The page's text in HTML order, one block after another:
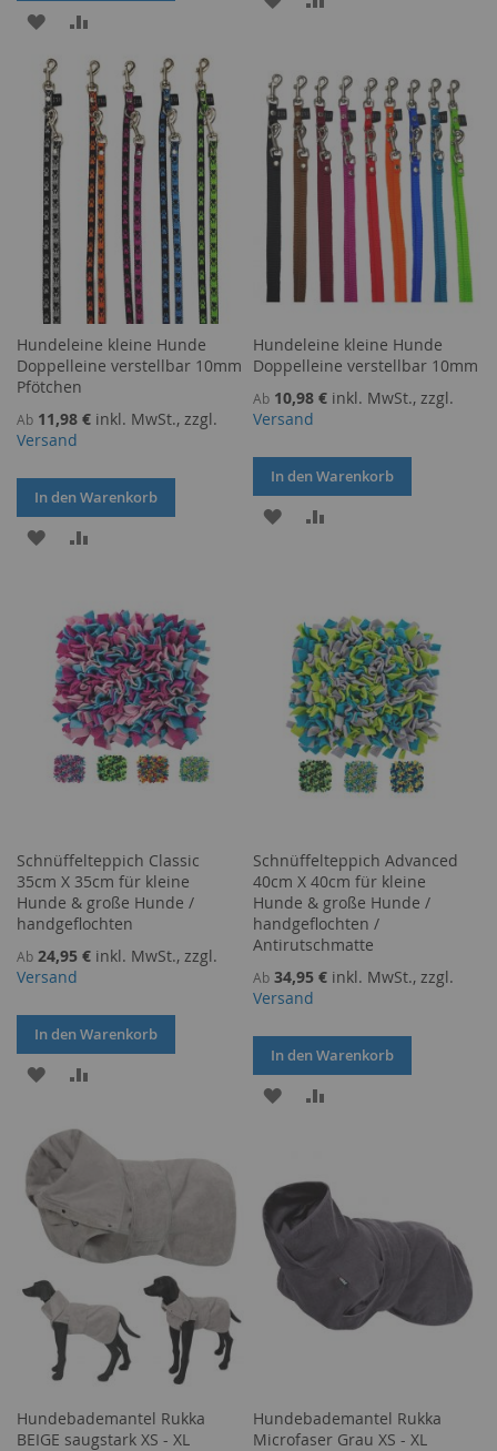
ZUR
WUNSCHLISTE
HINZUFÜGEN
VERGLEICHSLISTE
HINZUFÜGEN
HINZUFÜGEN
HINZUFÜGEN
Hundeleine kleine Hunde
Doppelleine verstellbar 10mm
Pfötchen
Ab 11,98 € inkl. MwSt., zzgl.
Versand
In den Warenkorb
ZUR
HINZUFÜGEN
HINZUFÜGEN
Hundeleine kleine Hunde
Doppelleine verstellbar 10mm
Ab 10,98 € inkl. MwSt., zzgl.
Versand
In den Warenkorb
ZUR
Schnüffelteppich Classic
35cm X 35cm für kleine
Hunde & große Hunde /
handgeflochten
Ab 24,95 € inkl. MwSt., zzgl.
Versand
In den Warenkorb
ZUR
HINZUFÜGENHINZUFÜGEN
Schnüffelteppich Advanced
40cm X 40cm für kleine
Hunde & große Hunde /
handgeflochten /
Antirutschmatte
Ab 34,95 € inkl. MwSt., zzgl.
Versand
In den Warenkorb
ZUR
Hundebademantel Rukka
BEIGE saugstark XS - XL
Hundebademantel Rukka
Microfaser Grau XS - XL